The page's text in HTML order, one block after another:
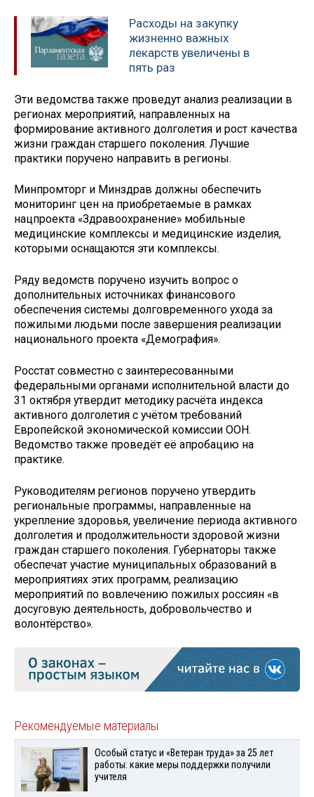
Расходы на закупку
жизненно важных
лекарств увеличены в
пять раз
Эти ведомства также проведут анализ реализации в
регионах мероприятий, направленных на
формирование активного долголетия и рост качества
жизни граждан старшего поколения. Лучшие
практики поручено направить в регионы.
Минпромторг и Минздрав должны обеспечить
мониторинг цен на приобретаемые в рамках
нацпроекта «Здравоохранение» мобильные
медицинские комплексы и медицинские изделия,
которыми оснащаются эти комплексы.
Ряду ведомств поручено изучить вопрос о
дополнительных источниках финансового
обеспечения системы долговременного ухода за
пожилыми людьми после завершения реализации
национального проекта «Демография».
Росстат совместно с заинтересованными
федеральными органами исполнительной власти до
31 октября утвердит методику расчёта индекса
активного долголетия с учётом требований
Европейской экономической комиссии ООН.
Ведомство также проведёт её апробацию на
практике.
Руководителям регионов поручено утвердить
региональные программы, направленные на
укрепление здоровья, увеличение периода активного
долголетия и продолжительности здоровой жизни
граждан старшего поколения. Губернаторы также
обеспечат участие муниципальных образований в
мероприятиях этих программ, реализацию
мероприятий по вовлечению пожилых россиян «в
досуговую деятельность, добровольчество и
волонтёрство».
Рекомендуемые материалы
Особый статус и «Ветеран труда» за 25 лет
работы: какие меры поддержки получили
учителя